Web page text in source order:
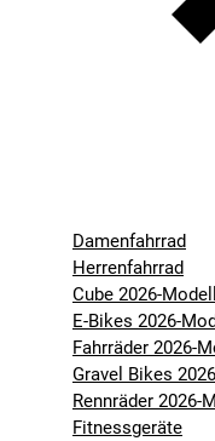
Damenfahrrad
Herrenfahrrad
Cube 2026-
E-Bikes 2026-
Fahrräder 2026-
Gravel Bikes
Rennräder 2026-
Fitnessgeräte